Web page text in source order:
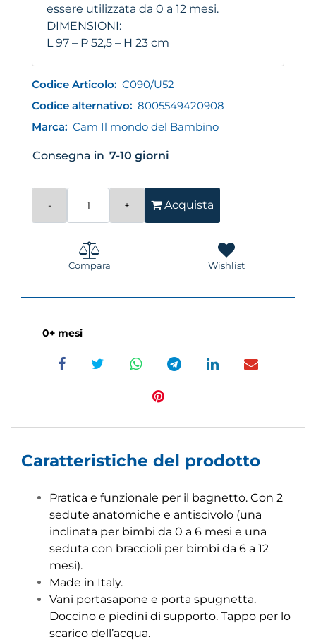
essere utilizzata da 0 a 12 mesi.
DIMENSIONI:
L 97 – P 52,5 – H 23 cm
Codice Articolo: C090/U52
Codice alternativo: 8005549420908
Marca: Cam Il mondo del Bambino
Consegna in 7-10 giorni
Acquista
Compara Wishlist
0+ mesi
Caratteristiche del prodotto
Pratica e funzionale per il bagnetto. Con 2
sedute anatomiche e antiscivolo (una
inclinata per bimbi da 0 a 6 mesi e una
seduta con braccioli per bimbi da 6 a 12
mesi).
Made in Italy.
Vani portasapone e porta spugnetta.
Doccino e piedini di supporto. Tappo per lo
scarico dell’acqua.